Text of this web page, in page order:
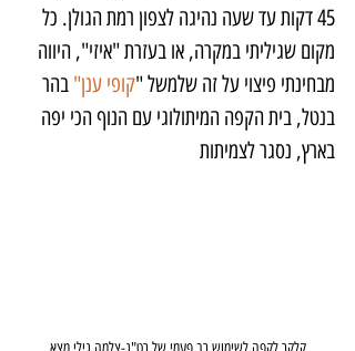
45 דקות עד שעה נהיגה לצפון רמת הגולן. כל
מקום שגיליתי במקרה, או בעזרת "איזי", היווה
מבחינתי פיצוי על זה שלמשל "קופי ענן" בהר
בנטל, בית הקפה המיתולוגי עם הנוף הכי יפה
בארץ, נסגר לצמיתות